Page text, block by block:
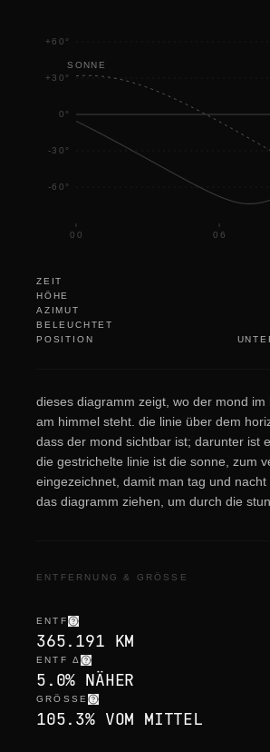
+60°
+30°
0°
-30°
-60°
00 06
SONNE
ZEIT
HÖHE
AZIMUT
BELEUCHTET
POSITION
dieses diagramm zeigt, wo der mond im
am himmel steht. die linie über dem
dass der mond sichtbar ist; darunter ist
die gestrichelte linie ist die sonne, zum
eingezeichnet, damit man tag und
das diagramm ziehen, um durch die
ENTFERNUNG & GRÖSSE
ENTF
365.191 KM
ENTF Δ
5.0% NÄHER
GRÖSSE
105.3% VOM MITTEL